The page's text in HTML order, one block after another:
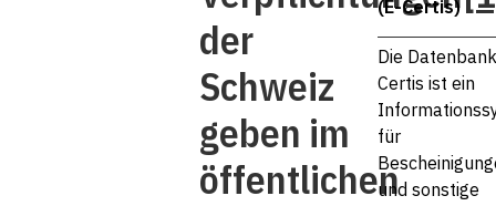
der
Schweiz
geben im
öffentlichen
(E-Certis)
Die
Certis ist ein
für
und sonstige